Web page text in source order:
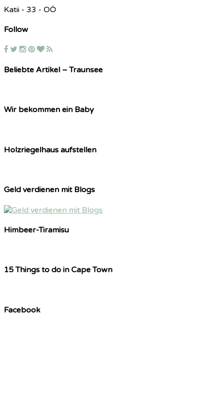
Katii - 33 - OÖ
Follow
Beliebte Artikel – Traunsee
Wir bekommen ein Baby
Holzriegelhaus aufstellen
Geld verdienen mit Blogs
Himbeer-Tiramisu
15 Things to do in Cape Town
Facebook